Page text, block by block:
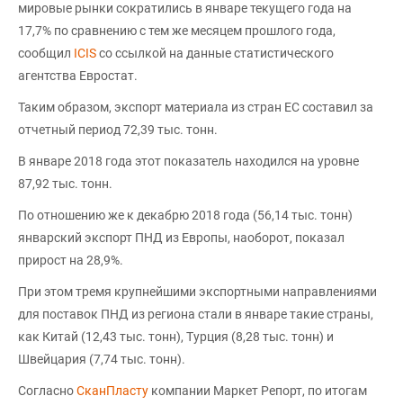
мировые рынки сократились в январе текущего года на
17,7% по сравнению с тем же месяцем прошлого года,
сообщил ICISсо ссылкой на данные статистического
агентства Евростат.
Таким образом, экспорт материала из стран ЕС составил за
отчетный период 72,39 тыс. тонн.
В январе 2018 года этот показатель находился на уровне
87,92 тыс. тонн.
По отношению же к декабрю 2018 года (56,14 тыс. тонн)
январский экспорт ПНД из Европы, наоборот, показал
прирост на 28,9%.
При этом тремя крупнейшими экспортными направлениями
для поставок ПНД из региона стали в январе такие страны,
как Китай (12,43 тыс. тонн), Турция (8,28 тыс. тонн) и
Швейцария (7,74 тыс. тонн).
СогласноСканПласту компании Маркет Репорт, по итогам